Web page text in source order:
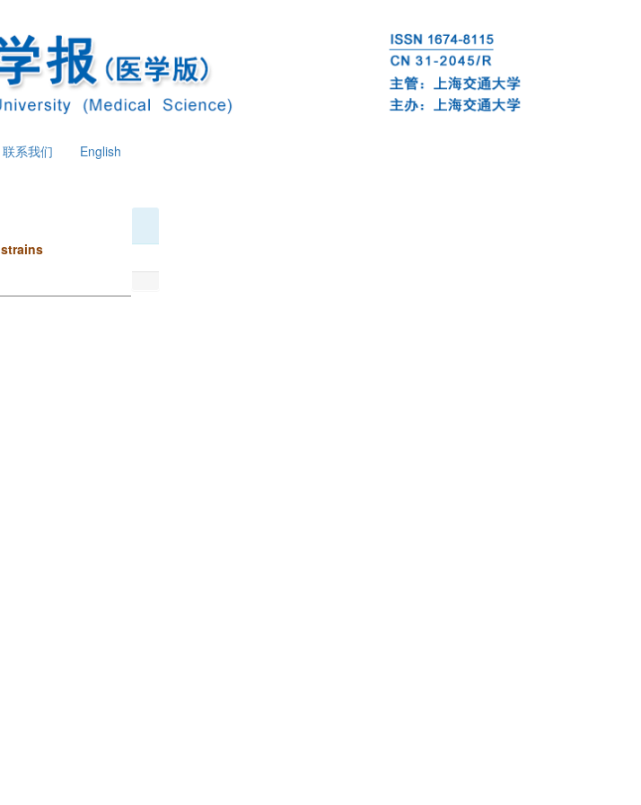
联系我们 English
strains